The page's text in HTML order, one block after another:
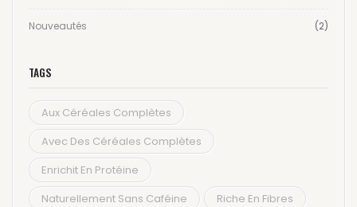
Nouveautés (2)
TAGS
Aux Céréales Complètes
Avec Des Céréales Complètes
Enrichit En Protéine
Naturellement Sans Caféine
Riche En Fibres